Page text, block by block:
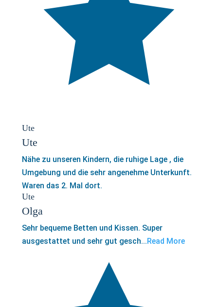
Ute
Ute
Nähe zu unseren Kindern, die ruhige Lage , die
Umgebung und die sehr angenehme Unterkunft.
Waren das 2. Mal dort.
Ute
Olga
Sehr bequeme Betten und Kissen. Super
ausgestattet und sehr gut gesch...Read More